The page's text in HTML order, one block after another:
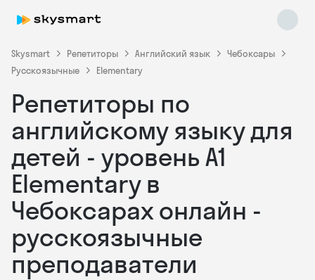
Skysmart Репетиторы Английский язык
Чебоксары
Русскоязычные
Elementary
Репетиторы по
английскому языку для
детей - уровень А1
Elementary в
Чебоксарах онлайн -
русскоязычные
преподаватели
Skysmart Chat